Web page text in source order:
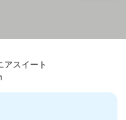
アスイート